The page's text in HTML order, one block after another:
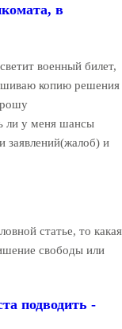
в
военный билет,
копию решения
ли у меня шансы
заявлений(жалоб) и
статье, то какая
свободы или
подводить -